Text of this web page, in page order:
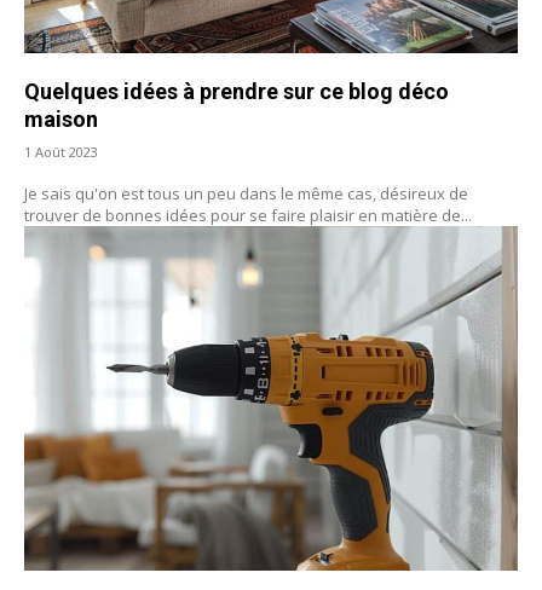
Quelques idées à prendre sur ce blog déco
maison
1 Août 2023
Je sais qu'on est tous un peu dans le même cas, désireux de
trouver de bonnes idées pour se faire plaisir en matière de...